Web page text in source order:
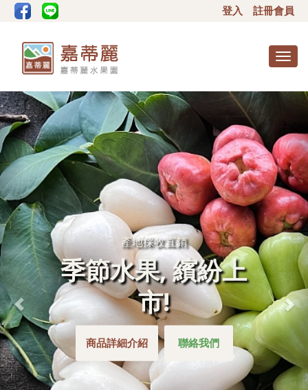
登入 註冊會員
產地採收直銷
季節水果, 繽紛上
市!
商品詳細介紹 聯絡我們